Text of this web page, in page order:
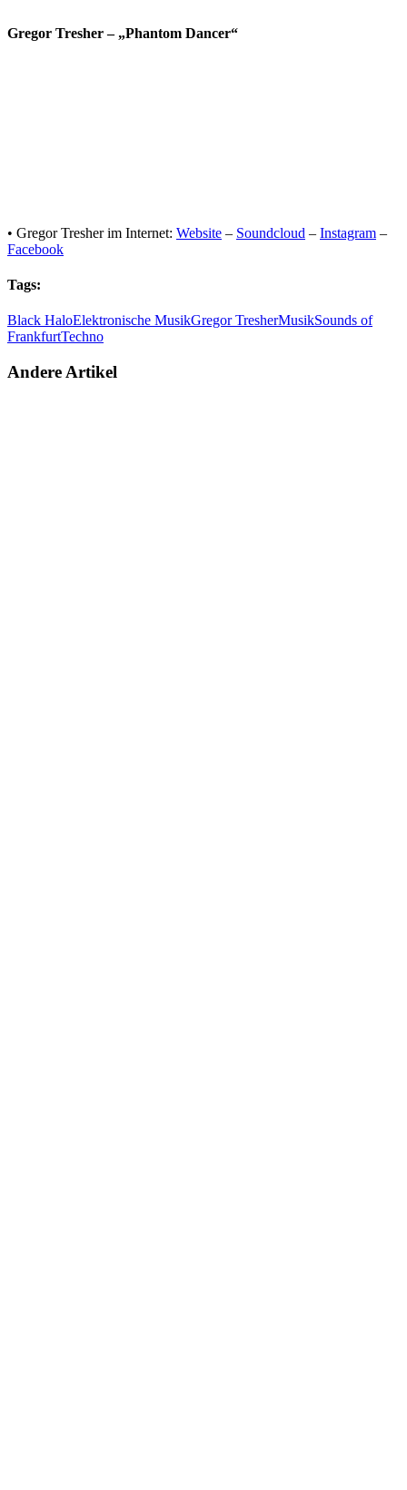
Gregor Tresher – „Phantom Dancer“
• Gregor Tresher im Internet: Website – Soundcloud – Instagram –
Facebook
Tags:
Black HaloElektronische MusikGregor TresherMusikSounds of
FrankfurtTechno
Andere Artikel